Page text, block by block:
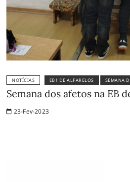
NOTÍCIAS EB1 DE ALFARELOS SEMANA
Semana dos afetos na EB
23-Fev-2023